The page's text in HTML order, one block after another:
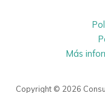
Más
Copyright © 2026